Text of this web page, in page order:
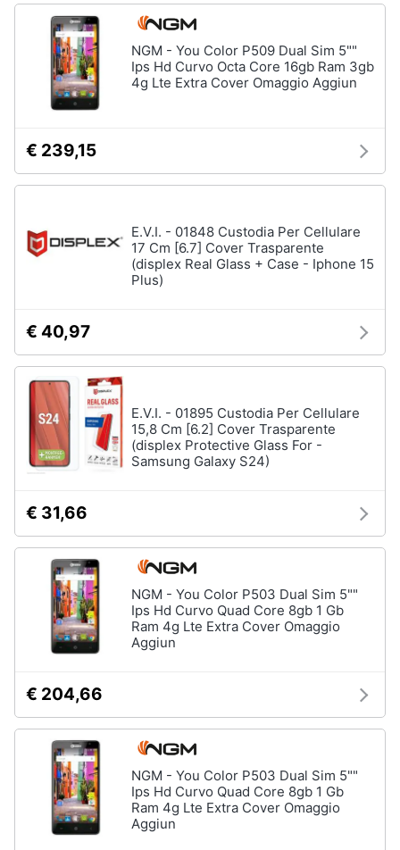
Casalinghi
Abbigliamento
Sport
Animali
Libri,
Festività
ricorrenze
Promozioni
Assistenza
clienti
NGM - You Color P509 Dual Sim 5""
Ips Hd Curvo Octa Core 16gb Ram 3gb
4g Lte Extra Cover Omaggio Aggiun
€ 239,15
E.V.I. - 01848 Custodia Per Cellulare
17 Cm [6.7] Cover Trasparente
(displex Real Glass + Case - Iphone 15
Plus)
€ 40,97
E.V.I. - 01895 Custodia Per Cellulare
15,8 Cm [6.2] Cover Trasparente
(displex Protective Glass For -
Samsung Galaxy S24)
€ 31,66
NGM - You Color P503 Dual Sim 5""
Ips Hd Curvo Quad Core 8gb 1 Gb
Ram 4g Lte Extra Cover Omaggio
Aggiun
€ 204,66
NGM - You Color P503 Dual Sim 5""
Ips Hd Curvo Quad Core 8gb 1 Gb
Ram 4g Lte Extra Cover Omaggio
Aggiun